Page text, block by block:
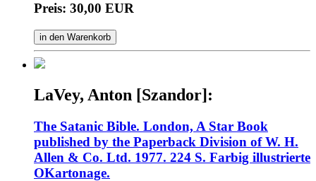
Preis: 30,00 EUR
in den Warenkorb
LaVey, Anton [Szandor]:
The Satanic Bible. London, A Star Book
published by the Paperback Division of W. H.
Allen & Co. Ltd. 1977. 224 S. Farbig illustrierte
OKartonage.